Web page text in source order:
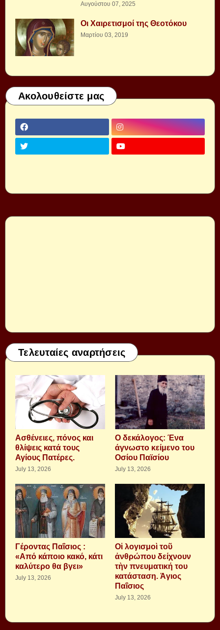
Αυγούστου 07, 2025
Οι Χαιρετισμοί της Θεοτόκου
Μαρτίου 03, 2019
Ακολουθείστε μας
Τελευταίες αναρτήσεις
Aσθένειες, πόνος και
θλίψεις κατά τους
Αγίους Πατέρες.
July 13, 2026
Ο δεκάλογος: Ένα
άγνωστο κείμενο του
Οσίου Παϊσίου
July 13, 2026
Γέροντας Παΐσιος :
«Από κάποιο κακό, κάτι
καλύτερο θα βγει»
July 13, 2026
Οἱ λογισμοὶ τοῦ
ἀνθρώπου δείχνουν
τὴν πνευματική του
κατάσταση. Ἁγιος
Παΐσιος
July 13, 2026